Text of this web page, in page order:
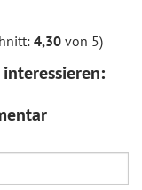
4,30 von 5)